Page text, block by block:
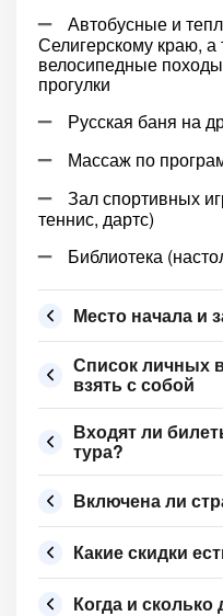
Автобусные и
Селигерскому краю,
велосипедные
прогулки
Русская баня на
Массаж по
Зал спортивных
теннис, дартс)
Библиотека
Место начала и
Список личных
взять с собой
Входят ли
тура?
Включена ли
Какие скидки
Когда и сколько